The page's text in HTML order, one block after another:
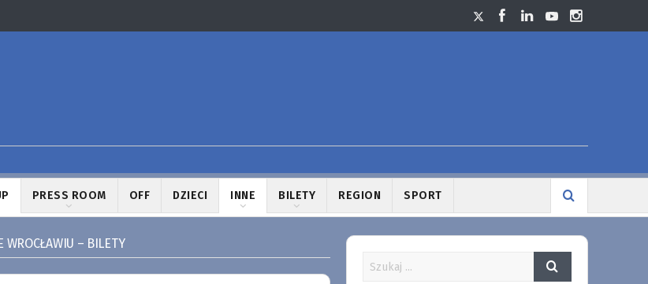
PRESS ROOM OFF DZIECI INNE BILETY REGION SPORT
WROCŁAWIU – BILETY